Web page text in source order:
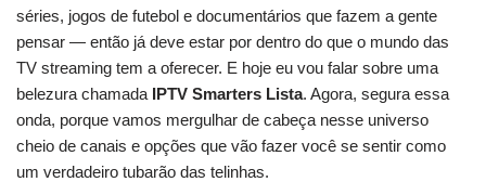
séries, jogos de futebol e documentários que fazem a gente
pensar — então já deve estar por dentro do que o mundo das
TV streaming tem a oferecer. E hoje eu vou falar sobre uma
belezura chamada IPTV Smarters Lista. Agora, segura essa
onda, porque vamos mergulhar de cabeça nesse universo
cheio de canais e opções que vão fazer você se sentir como
um verdadeiro tubarão das telinhas.